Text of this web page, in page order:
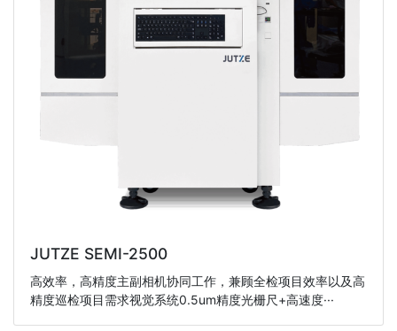
JUTZE SEMI-2500
高效率，高精度主副相机协同工作，兼顾全检项目效率以及高
精度巡检项目需求视觉系统0.5um精度光栅尺+高速度···